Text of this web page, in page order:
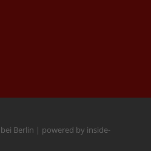
Berlin | powered by inside-